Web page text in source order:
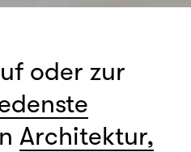
oder zur
Architektur,